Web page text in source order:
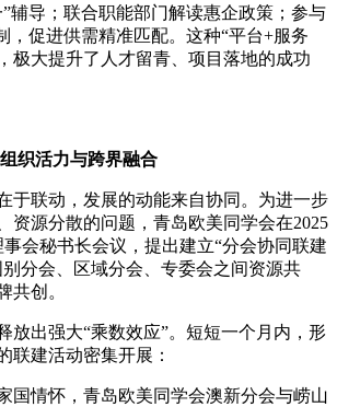
辅导；联合职能部门解读惠企政策；参与
，促进供需精准匹配。这种“平台+服务
极大提升了人才留青、项目落地的成功
织活力与跨界融合
联动，发展的动能来自协同。为进一步
资源分散的问题，青岛欧美同学会在2025
会秘书长会议，提出建立“分会协同联建
分会、区域分会、专委会之间资源共
共创。
出强大“乘数效应”。短短一个月内，形
联建活动密集开展：
情怀，青岛欧美同学会澳新分会与崂山